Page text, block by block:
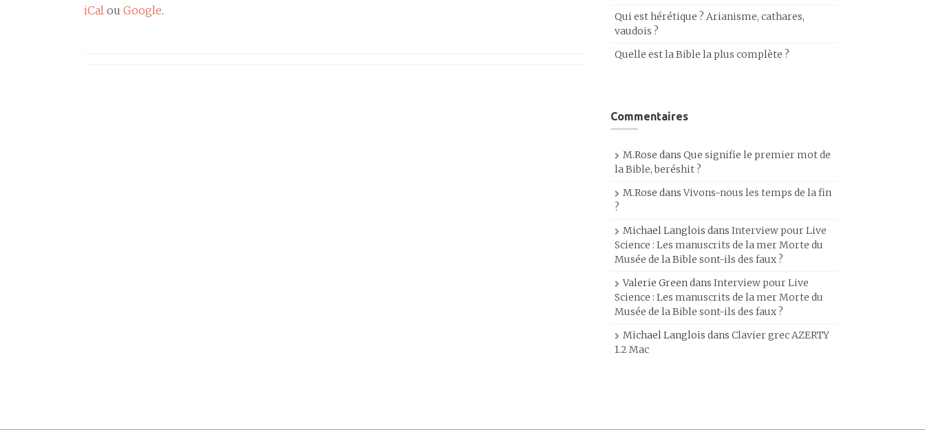
iCal ou Google.
Qui est hérétique ? Arianisme, cathares,
vaudois ?
Quelle est la Bible la plus complète ?
Commentaires
M.Rose dans Que signifie le premier mot de
la Bible, beréshit ?
M.Rose dansVivons-nous les temps de la fin
?
Michael Langlois dans Interview pour Live
Science : Les manuscrits de la mer Morte du
Musée de la Bible sont-ils des faux ?
Valerie Greendans Interview pour Live
Science : Les manuscrits de la mer Morte du
Musée de la Bible sont-ils des faux ?
Michael Langlois dans Clavier grec AZERTY
1.2 Mac